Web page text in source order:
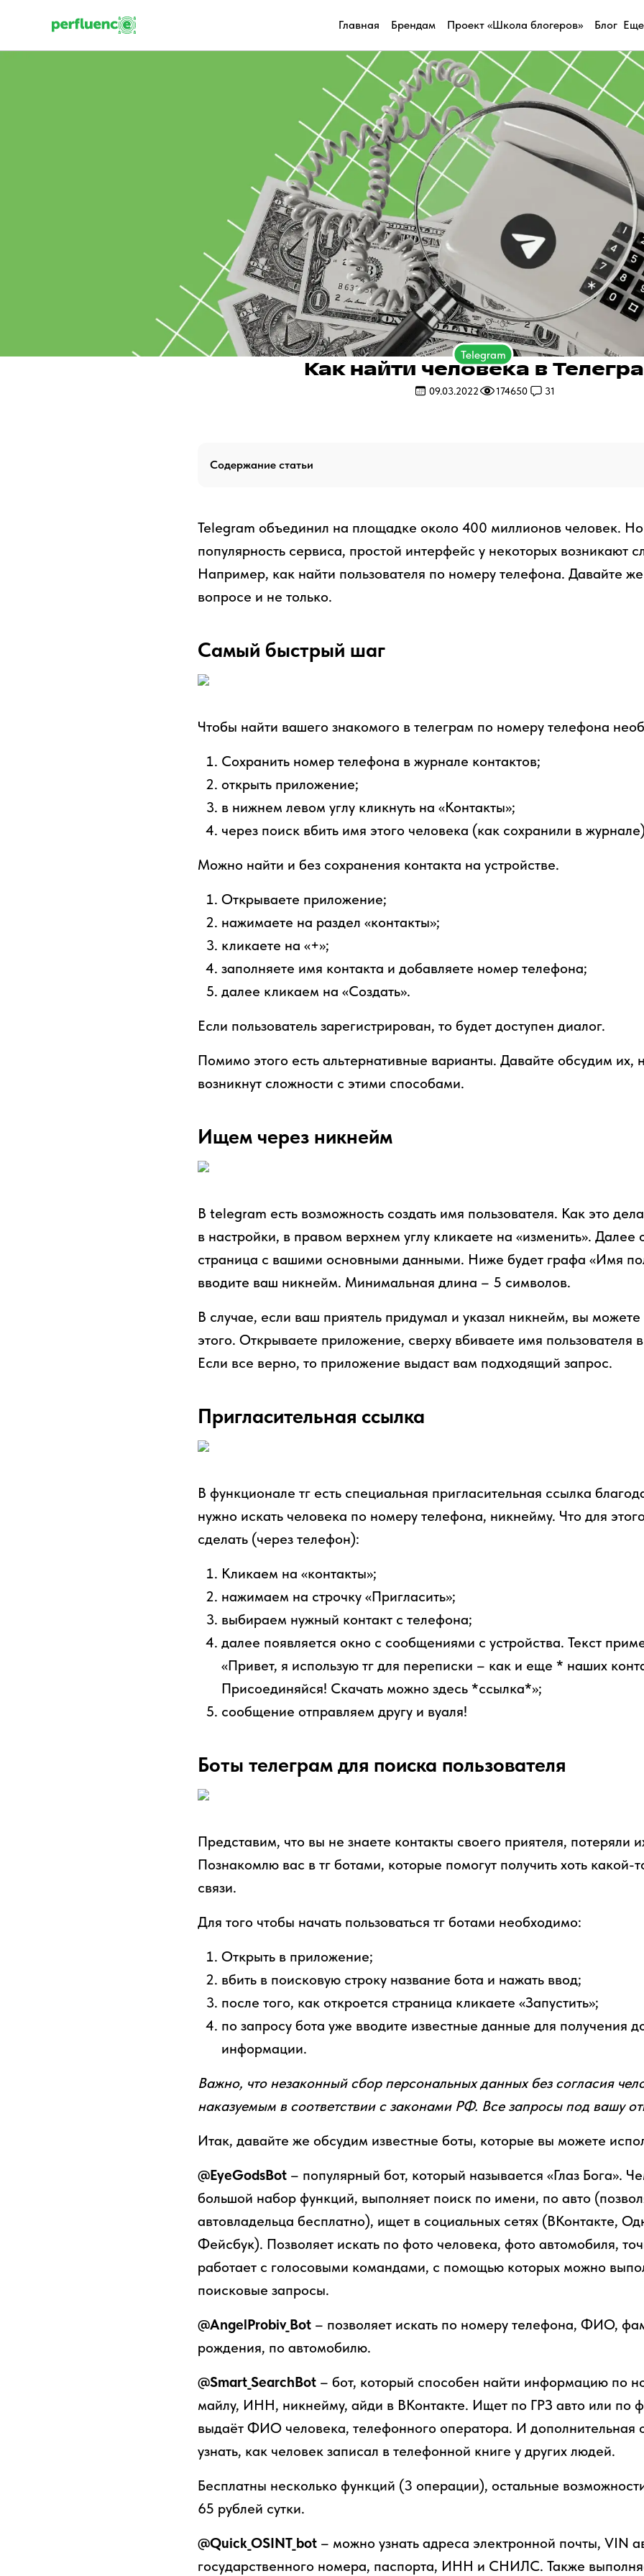
Главная Брендам Проект «Школа блогеров» Блог Еще
Telegram
Как найти человека в
09.03.2022 174650 31
Содержание статьи
Telegram объединил на площадке около 400 миллионов человек.
популярность сервиса, простой интерфейс у некоторых возникают
Например, как найти пользователя по номеру телефона. Давайте
вопросе и не только.
Самый быстрый шаг
Чтобы найти вашего знакомого в телеграм по номеру телефона
Сохранить номер телефона в журнале контактов;
открыть приложение;
в нижнем левом углу кликнуть на «Контакты»;
через поиск вбить имя этого человека (как сохранили в
Можно найти и без сохранения контакта на устройстве.
Открываете приложение;
нажимаете на раздел «контакты»;
кликаете на «+»;
заполняете имя контакта и добавляете номер телефона;
далее кликаем на «Создать».
Если пользователь зарегистрирован, то будет доступен диалог.
Помимо этого есть альтернативные варианты. Давайте обсудим их,
возникнут сложности с этими способами.
Ищем через никнейм
В telegram есть возможность создать имя пользователя. Как это
в настройки, в правом верхнем углу кликаете на «изменить». Далее
страница с вашими основными данными. Ниже будет графа «Имя
вводите ваш никнейм. Минимальная длина – 5 символов.
В случае, если ваш приятель придумал и указал никнейм, вы можете
этого. Открываете приложение, сверху вбиваете имя пользователя
Если все верно, то приложение выдаст вам подходящий запрос.
Пригласительная ссылка
В функционале тг есть специальная пригласительная ссылка
нужно искать человека по номеру телефона, никнейму. Что для
сделать (через телефон):
Кликаем на «контакты»;
нажимаем на строчку «Пригласить»;
выбираем нужный контакт с телефона;
далее появляется окно с сообщениями с устройства. Текст
«Привет, я использую тг для переписки – как и еще * наших
Присоединяйся! Скачать можно здесь *ссылка*»;
сообщение отправляем другу и вуаля!
Боты телеграм для поиска пользователя
Представим, что вы не знаете контакты своего приятеля, потеряли
Познакомлю вас в тг ботами, которые помогут получить хоть какой-
связи.
Для того чтобы начать пользоваться тг ботами необходимо:
Открыть в приложение;
вбить в поисковую строку название бота и нажать ввод;
после того, как откроется страница кликаете «Запустить»;
по запросу бота уже вводите известные данные для получения
информации.
Важно, что незаконный сбор персональных данных без согласия
наказуемым в соответствии с законами РФ. Все запросы под вашу
Итак, давайте же обсудим известные боты, которые вы можете
@EyeGodsBot – популярный бот, который называется «Глаз Бога».
большой набор функций, выполняет поиск по имени, по авто
автовладельца бесплатно), ищет в социальных сетях (ВКонтакте,
Фейсбук). Позволяет искать по фото человека, фото автомобиля,
работает с голосовыми командами, с помощью которых можно
поисковые запросы.
@AngelProbiv_Bot – позволяет искать по номеру телефона, ФИО,
рождения, по автомобилю.
@Smart_SearchBot – бот, который способен найти информацию по
майлу, ИНН, никнейму, айди в ВКонтакте. Ищет по ГРЗ авто или по
выдаёт ФИО человека, телефонного оператора. И дополнительная
узнать, как человек записал в телефонной книге у других людей.
Бесплатны несколько функций (3 операции), остальные
65 рублей сутки.
@Quick_OSINT_bot – можно узнать адреса электронной почты, VIN
государственного номера, паспорта, ИНН и СНИЛС. Также